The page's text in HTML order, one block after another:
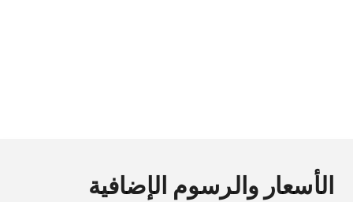
الأسعار والرسوم الإضافية